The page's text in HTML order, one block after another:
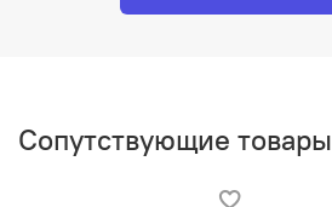
Сопутствующие товары